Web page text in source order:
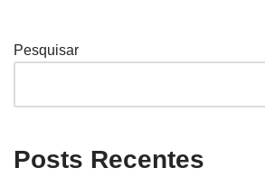
Pesquisar
Posts Recentes